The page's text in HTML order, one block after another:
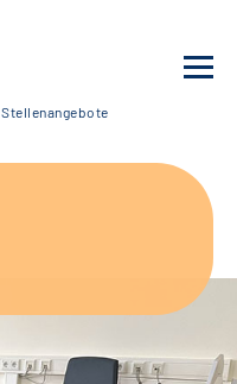
Stellenangebote